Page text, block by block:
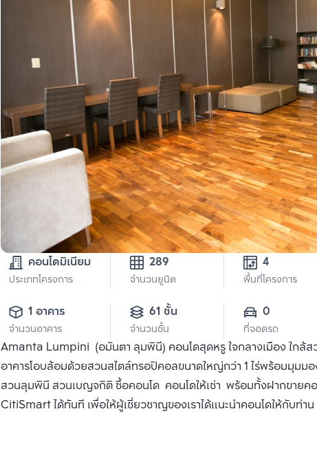
คอนโดมิเนียม
ประเภทโครงการ
289
จำนวนยูนิต
4
พื้นที่โครงการ
1 อาคาร
จำนวนอาคาร
61 ชั้น
จำนวนชั้น
0
ที่จอดรถ
Amanta Lumpini (อมันตา ลุมพินี) คอนโดสุดหรู ใจกลางเมือง ใกล้
อาคารโอบล้อมด้วยสวนสไตล์ทรอปิคอลขนาดใหญ่กว่า 1 ไร่พร้อมมุม
สวนลุมพินี สวนเบญจกิติ ซื้อคอนโด คอนโดให้เช่า พร้อมทั้งฝากขาย
CitiSmart ได้ทันที เพื่อให้ผู้เชี่ยวชาญของเราได้แนะนำคอนโดให้กับท่าน